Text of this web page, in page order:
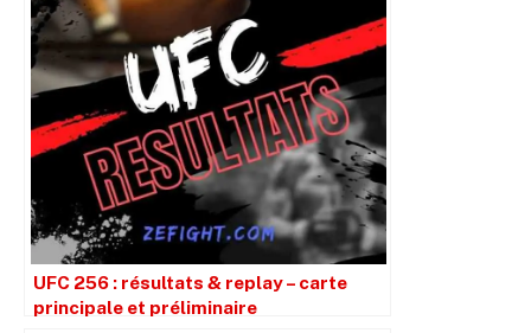
UFC 256 : résultats & replay – carte
principale et préliminaire